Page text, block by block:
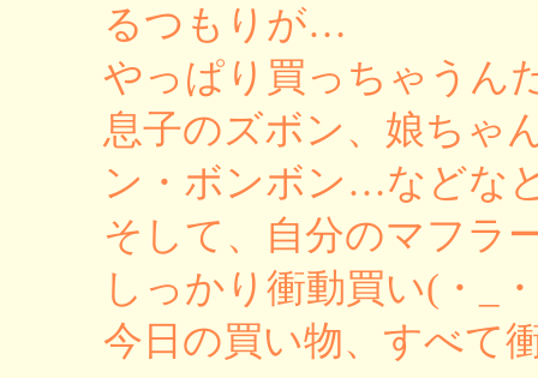
るつもりが…
やっぱり買っちゃうん
息子のズボン、娘ちゃ
ン・ボンボン…などな
そして、自分のマフラ
しっかり衝動買い(・_
今日の買い物、すべて